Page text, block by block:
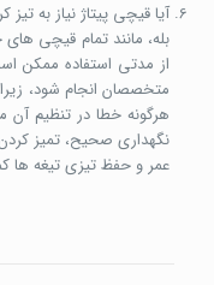
آیا قیچی پیتاژ نیاز به تیز
بله، مانند تمام قیچی
از مدتی استفاده ممکن
متخصصان انجام شود،
هرگونه خطا در تنظیم
نگهداری صحیح، تمیز
عمر و حفظ تیزی تیغه ها